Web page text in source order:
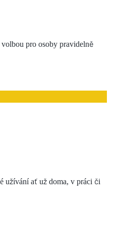
pro osoby pravidelně
užívání ať už doma, v práci či